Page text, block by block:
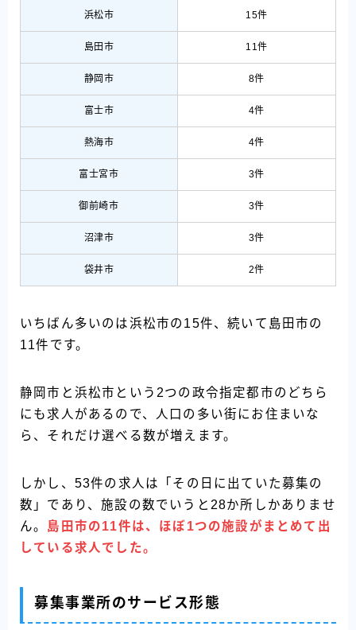
浜松市 15件
島田市 11件
静岡市 8件
富士市 4件
熱海市 4件
富士宮市 3件
御前崎市 3件
沼津市 3件
袋井市 2件
いちばん多いのは浜松市の15件、続いて島田市の
11件です。
静岡市と浜松市という2つの政令指定都市のどちら
にも求人があるので、人口の多い街にお住まいな
ら、それだけ選べる数が増えます。
しかし、53件の求人は「その日に出ていた募集の
数」であり、施設の数でいうと28か所しかありませ
ん。 島田市の11件は、ほぼ1つの施設がまとめて出
している求人でした。
募集事業所のサービス形態